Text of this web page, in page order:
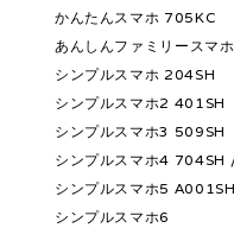
かんたんスマホ 705KC
あんしんファミリースマ
シンプルスマホ 204SH
シンプルスマホ2 401SH
シンプルスマホ3 509SH
シンプルスマホ4 704SH
シンプルスマホ5 A001SH
シンプルスマホ6